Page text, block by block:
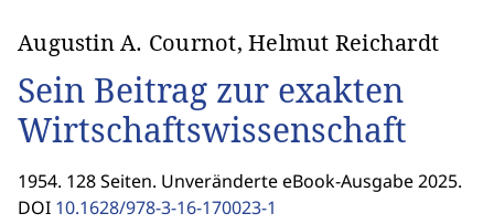
Augustin A. Cournot, Helmut Reichardt
Sein Beitrag zur exakten
Wirtschaftswissenschaft
1954. 128 Seiten. Unveränderte eBook-Ausgabe 2025.
DOI 10.1628/978-3-16-170023-1